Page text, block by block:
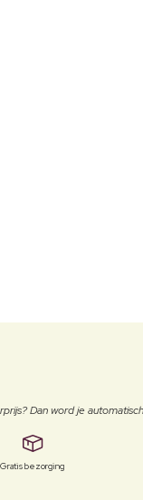
Dan word je
Gratis bezorging